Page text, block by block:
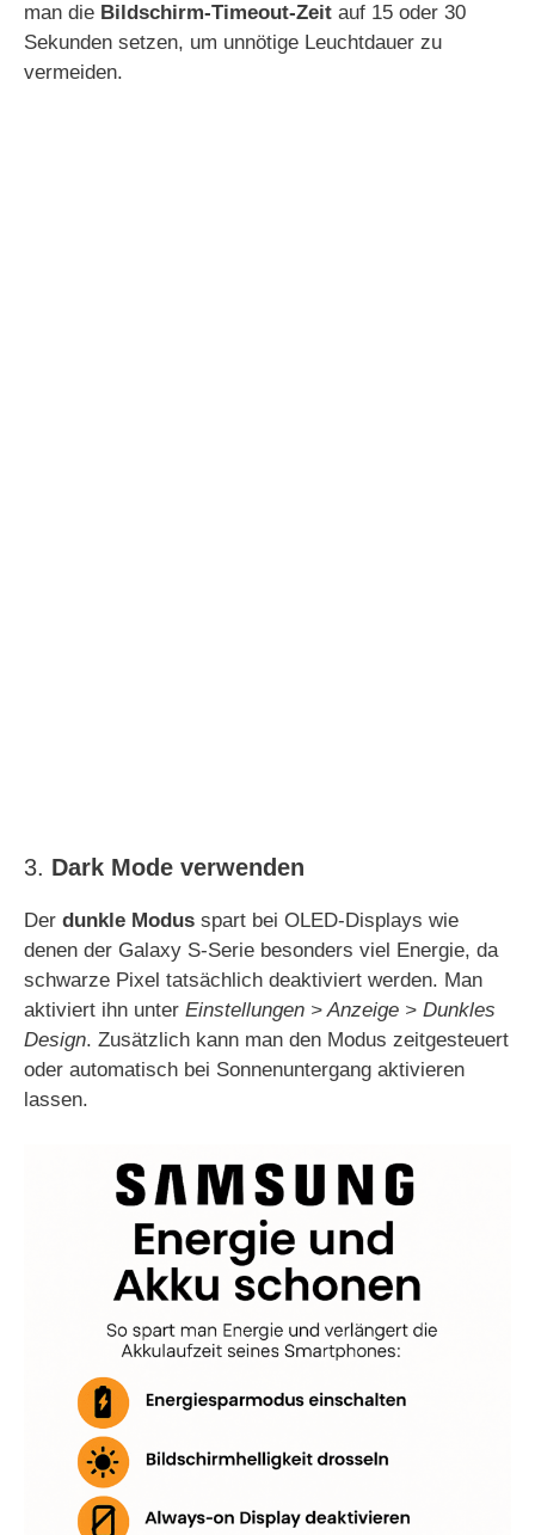
d
man die Bildschirm-Timeout-Zeit auf 15 oder 30
Sekunden setzen, um unnötige Leuchtdauer zu
vermeiden.
3. Dark Mode verwenden
Der dunkle Modus spart bei OLED-Displays wie
denen der Galaxy S-Serie besonders viel Energie, da
schwarze Pixel tatsächlich deaktiviert werden. Man
aktiviert ihn unter Einstellungen > Anzeige > Dunkles
Design. Zusätzlich kann man den Modus zeitgesteuert
oder automatisch bei Sonnenuntergang aktivieren
lassen.